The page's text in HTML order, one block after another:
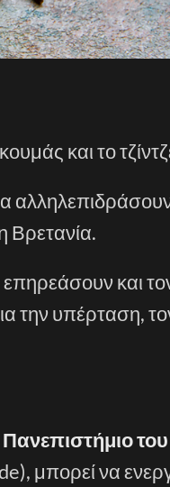
και το
Βρετανία.
και
την υπέρταση,
του
μπορεί να